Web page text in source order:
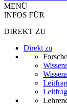
MENÜ
INFOS FÜR
DIREKT ZU
Direkt zu